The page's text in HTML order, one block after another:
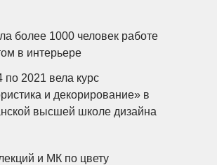
более 1000 человек работе
в интерьере
по 2021 вела курс
и декорирование» в
высшей школе дизайна
и МК по цвету